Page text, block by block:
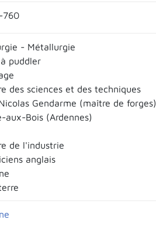
760
- Métallurgie
puddler
des sciences et des techniques
Gendarme (maître de forges)
aux-Bois (Ardennes)
de l'industrie
anglais